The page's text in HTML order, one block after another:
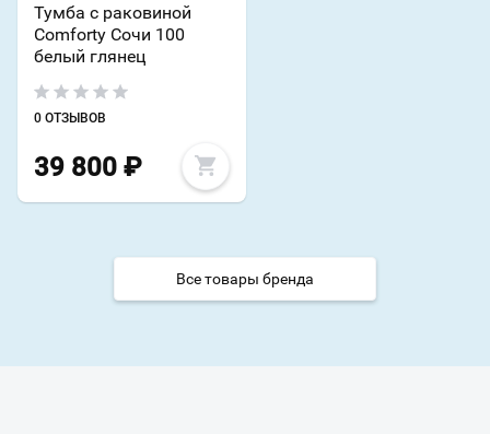
Тумба с раковиной
Comforty Сочи 100
белый глянец
0 ОТЗЫВОВ
39 800 ₽
Все товары бренда